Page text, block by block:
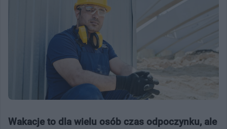
Wakacje to dla wielu osób czas odpoczynku, ale